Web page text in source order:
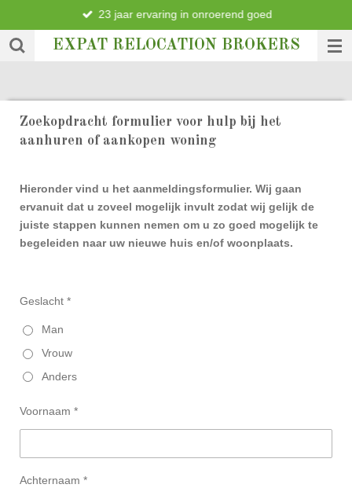
direct
naar
EXPAT RELOCATION BROKERS
23 jaar ervaring in onroerend goed
Zoekopdracht formulier voor hulp bij het
aanhuren of aankopen woning
Hieronder vind u het aanmeldingsformulier. Wij gaan
ervanuit dat u zoveel mogelijk invult zodat wij gelijk de
juiste stappen kunnen nemen om u zo goed mogelijk te
begeleiden naar uw nieuwe huis en/of woonplaats.
Geslacht *
Man
Vrouw
Anders
Voornaam *
Achternaam *